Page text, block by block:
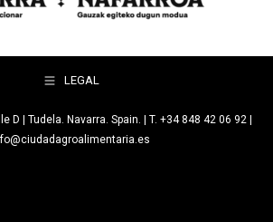
LEGAL
D | Tudela. Navarra. Spain. | T. +34 848 42 06 92 |